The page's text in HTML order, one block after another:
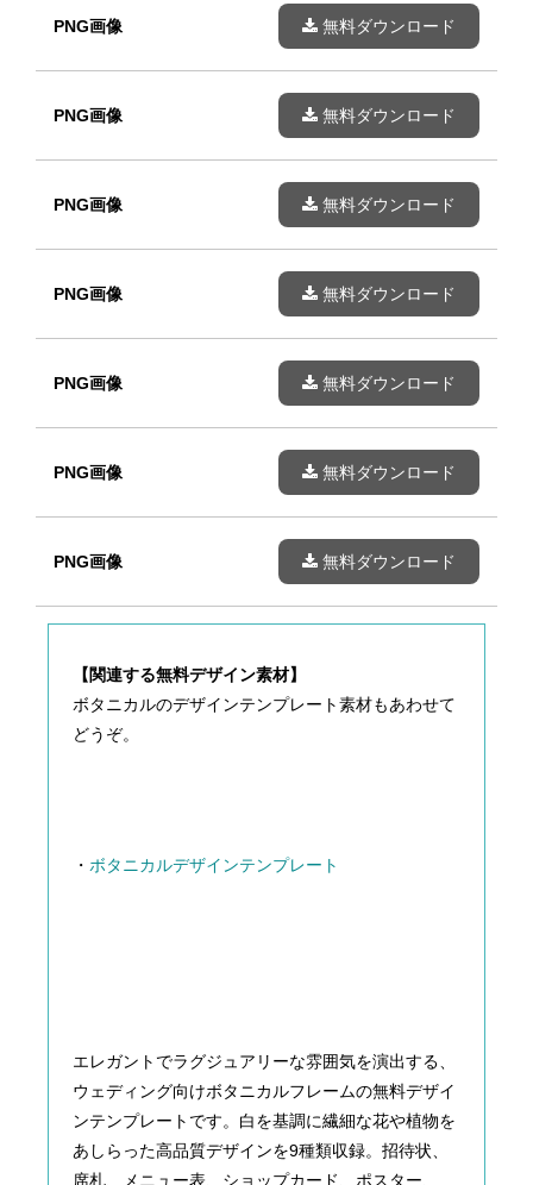
PNG画像 無料ダウンロード
PNG画像 無料ダウンロード
PNG画像 無料ダウンロード
PNG画像 無料ダウンロード
PNG画像 無料ダウンロード
PNG画像 無料ダウンロード
PNG画像 無料ダウンロード
【関連する無料デザイン素材】
ボタニカルのデザインテンプレート素材もあわせて
どうぞ。
・ ボタニカルデザインテンプレート
エレガントでラグジュアリーな雰囲気を演出する、
ウェディング向けボタニカルフレームの無料デザイ
ンテンプレートです。白を基調に繊細な花や植物を
あしらった高品質デザインを9種類収録。招待状、
席札、メニュー表、ショップカード、ポスター、